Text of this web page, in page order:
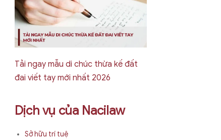
Tải ngay mẫu di chúc thừa kế đất
đai viết tay mới nhất 2026
Dịch vụ của Nacilaw
Sở hữu trí tuệ